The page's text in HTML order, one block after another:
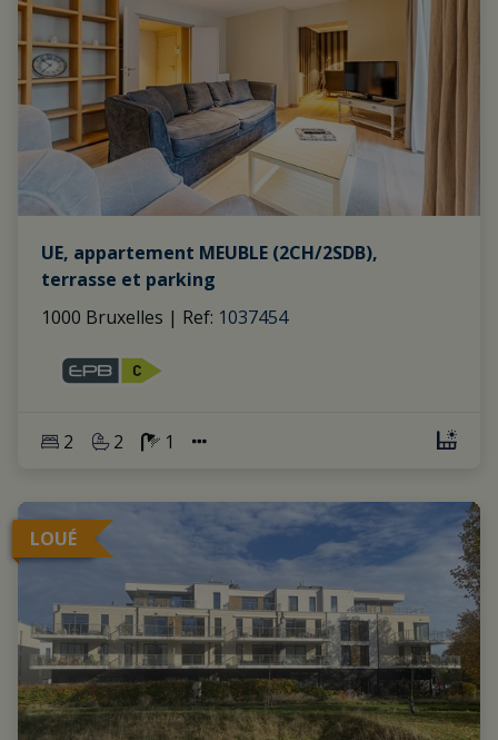
UE, appartement MEUBLE (2CH/2SDB),
terrasse et parking
1000 Bruxelles | Ref: 1037454
2 2 1
LOUÉ